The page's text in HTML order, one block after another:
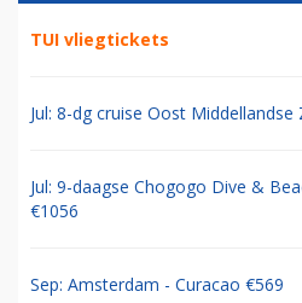
TUI vliegtickets
Jul: 8-dg cruise Oost Middellandse
Jul: 9-daagse Chogogo Dive &
€1056
Sep: Amsterdam - Curacao €569